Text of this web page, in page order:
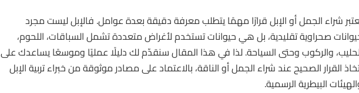
شراء الجمل أو الإبل قرارًا مهمًا يتطلب معرفة دقيقة بعدة عوامل. فالإبل ليست مجرد
صحراوية تقليدية، بل هي حيوانات تستخدم لأغراض متعددة تشمل السباقات، اللحوم،
والركوب وحتى السياحة. لذا في هذا المقال سنقدّم لك دليلًا عمليًا وموسعًا يساعدك على
القرار الصحيح عند شراء الجمل أو الناقة، بالاعتماد على مصادر موثوقة من خبراء تربية الإبل
البيطرية الرسمية.